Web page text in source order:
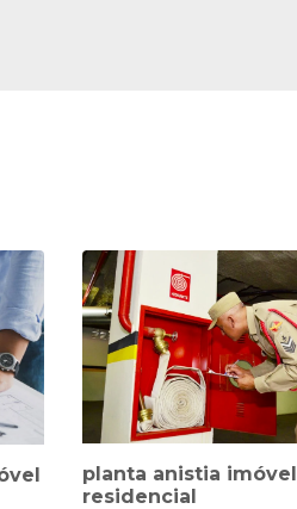
planta anistia imóvel
residencial